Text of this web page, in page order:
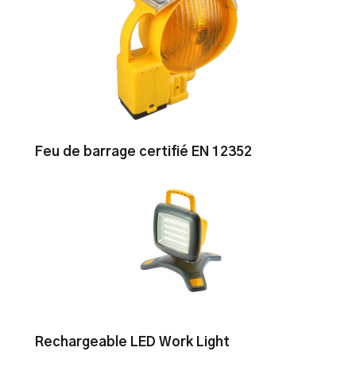
Feu de barrage certifié EN 12352
Rechargeable LED Work Light